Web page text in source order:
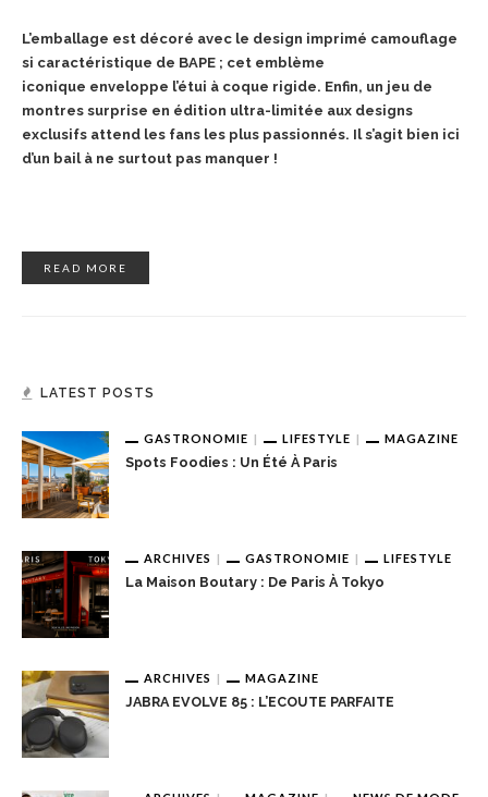
L’emballage est décoré avec le design imprimé camouflage
si caractéristique de BAPE ; cet emblème
iconique enveloppe l’étui à coque rigide. Enfin, un jeu de
montres surprise en édition ultra-limitée aux designs
exclusifs attend les fans les plus passionnés. Il s’agit bien ici
d’un bail à ne surtout pas manquer !
READ MORE
LATEST POSTS
GASTRONOMIE LIFESTYLE MAGAZINE
Spots Foodies : Un Été À Paris
ARCHIVES GASTRONOMIE LIFESTYLE
La Maison Boutary : De Paris À Tokyo
ARCHIVES MAGAZINE
JABRA EVOLVE 85 : L’ECOUTE PARFAITE